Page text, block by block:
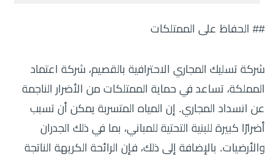
## الحفاظ على الممتلكات
شركة تسليك المجاري الاحترافية بالقصيم، شركة اعتماد
المملكة، تساعد في حماية الممتلكات من الأضرار الناجمة
عن انسداد المجاري. إن المياه المتسربة يمكن أن تسبب
أضرارًا كبيرة للبنية التحتية للمباني، بما في ذلك الجدران
والأرضيات. بالإضافة إلى ذلك، فإن الرائحة الكريهة الناتجة